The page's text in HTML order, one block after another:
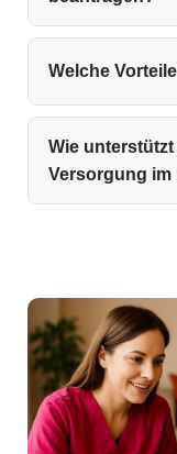
Welche
Wie
Versorgung im